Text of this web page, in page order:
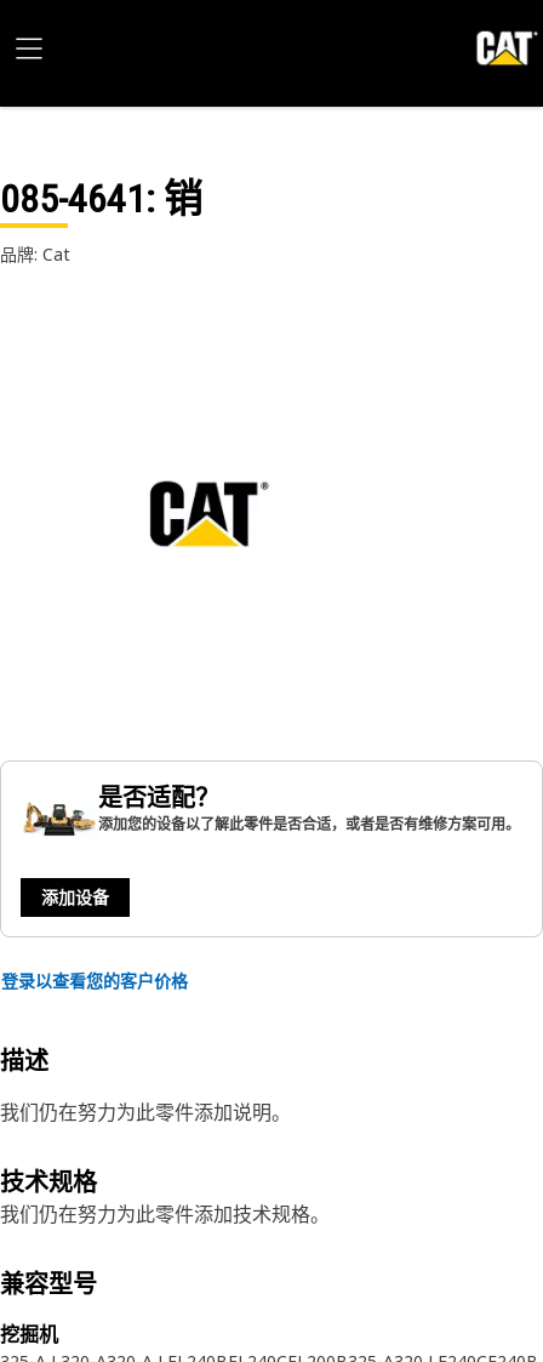
085-4641: 销
品牌: Cat
是否适配？
添加您的设备以了解此零件是否合适，或者是否有维修方案可用。
添加设备
登录以查看您的客户价格
描述
我们仍在努力为此零件添加说明。
技术规格
我们仍在努力为此零件添加技术规格。
兼容型号
挖掘机